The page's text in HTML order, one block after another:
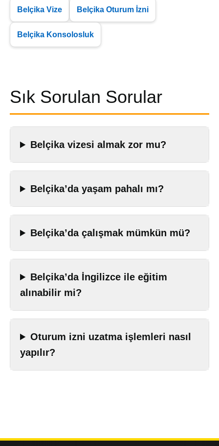
Belçika Vize Belçika Oturum İzni
Belçika Konsolosluk
Sık Sorulan Sorular
Belçika vizesi almak zor mu?
Belçika’da yaşam pahalı mı?
Belçika’da çalışmak mümkün mü?
Belçika’da İngilizce ile eğitim
alınabilir mi?
Oturum izni uzatma işlemleri nasıl
yapılır?